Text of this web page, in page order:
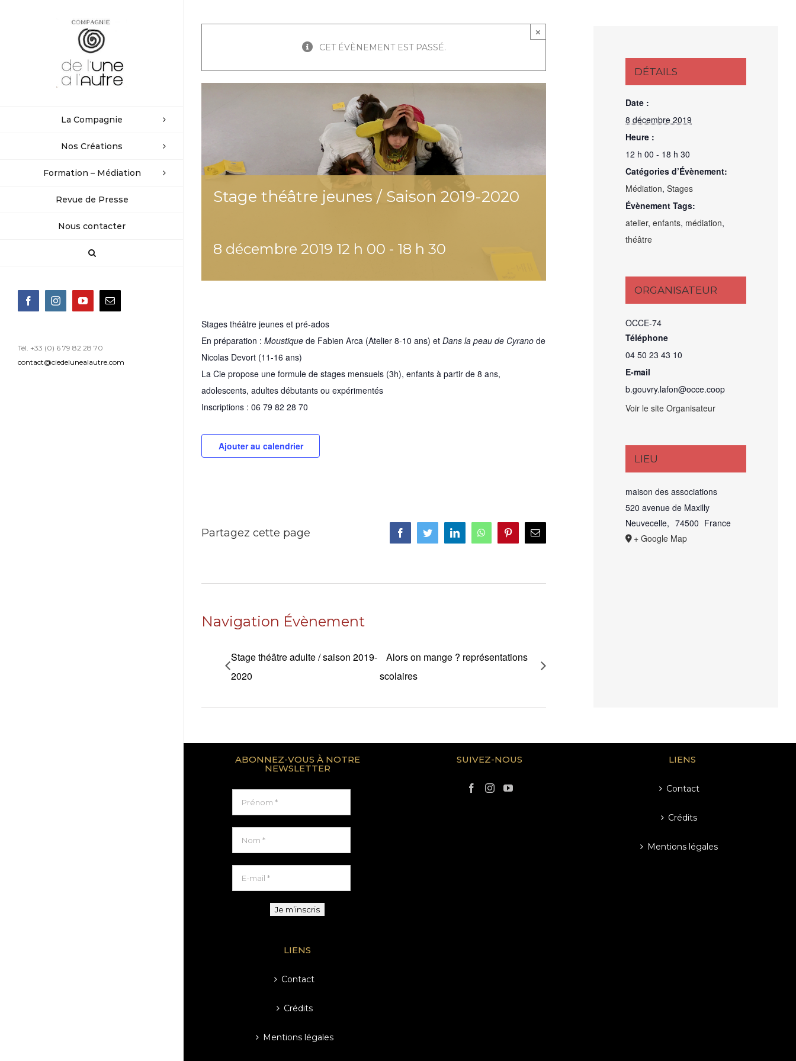
La Compagnie
Nos Créations
Formation – Médiation
Revue de Presse
Nous contacter
FacebookInstagramYouTubeEmail
Tél. +33 (0) 6 79 82 28 70
contact@ciedelunealautre.com
×
CET ÉVÈNEMENT EST PASSÉ.
Stage théâtre jeunes / Saison 2019-2020
8 décembre 2019 12 h 00 - 18 h 30
Stages théâtre jeunes et pré-ados
En préparation : Moustique de Fabien Arca (Atelier 8-10 ans) et Dans la peau de Cyrano de
Nicolas Devort (11-16 ans)
La Cie propose une formule de stages mensuels (3h), enfants à partir de 8 ans,
adolescents, adultes débutants ou expérimentés
Inscriptions : 06 79 82 28 70
Ajouter au calendrier
Partagez cette page FacebookTwitterLinkedInWhatsAppPinterestEmail
Navigation Évènement
Stage théâtre adulte / saison 2019-
2020
Alors on mange ? représentations
scolaires
DÉTAILS
Date :
8 décembre 2019
Heure :
12 h 00 - 18 h 30
Catégories d’Évènement:
Médiation,Stages
Évènement Tags:
atelier,enfants, médiation,
théâtre
ORGANISATEUR
OCCE-74
Téléphone
04 50 23 43 10
E-mail
b.gouvry.lafon@occe.coop
Voir le site Organisateur
LIEU
maison des associations
520 avenue de Maxilly
Neuvecelle, 74500 France
+ Google Map
ABONNEZ-VOUS À NOTRE
NEWSLETTER
LIENS
Contact
Crédits
Mentions légales
SUIVEZ-NOUS LIENS
Contact
Crédits
Mentions légales